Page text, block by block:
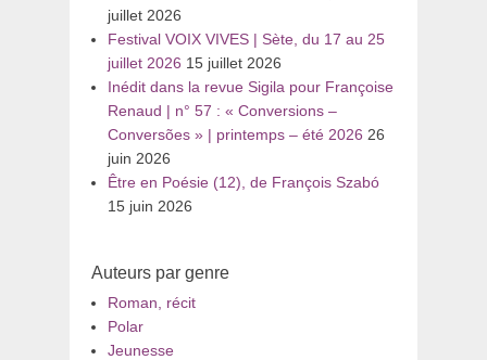
juillet 2026
Festival VOIX VIVES | Sète, du 17 au 25
juillet 2026 15 juillet 2026
Inédit dans la revue Sigila pour Françoise
Renaud | n° 57 : « Conversions –
Conversões » | printemps – été 2026 26
juin 2026
Être en Poésie (12), de François Szabó
15 juin 2026
Auteurs par genre
Roman, récit
Polar
Jeunesse